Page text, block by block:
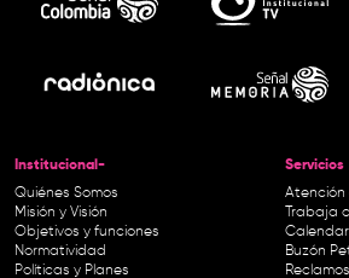
Institucional-
Quiénes Somos
Misión y Visión
Objetivos y funciones
Normatividad
Políticas y Planes
Servicios
Atención
Trabaja
Buzón